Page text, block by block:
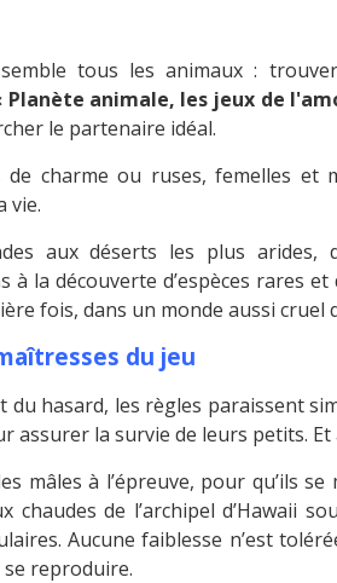
tous les animaux :
Planète animale, les jeux de
le partenaire idéal.
de charme ou ruses, femelles et
vie.
aux déserts les plus arides,
à la découverte d’espèces rares
fois, dans un monde aussi cruel
du jeu
du hasard, les règles paraissent
assurer la survie de leurs petits.
mâles à l’épreuve, pour qu’ils
chaudes de l’archipel d’Hawaii
Aucune faiblesse n’est
se reproduire.